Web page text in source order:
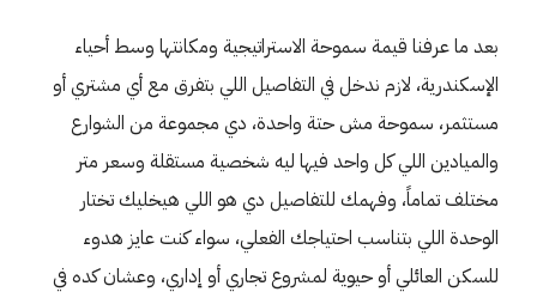
بعد ما عرفنا قيمة سموحة الاستراتيجية ومكانتها وسط أحياء
الإسكندرية، لازم ندخل في التفاصيل اللي بتفرق مع أي مشتري أو
مستثمر، سموحة مش حتة واحدة، دي مجموعة من الشوارع
والميادين اللي كل واحد فيها ليه شخصية مستقلة وسعر متر
مختلف تماماً، وفهمك للتفاصيل دي هو اللي هيخليك تختار
الوحدة اللي بتناسب احتياجك الفعلي، سواء كنت عايز هدوء
للسكن العائلي أو حيوية لمشروع تجاري أو إداري، وعشان كده في